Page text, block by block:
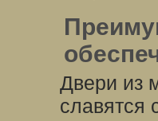
Двери из
славятся